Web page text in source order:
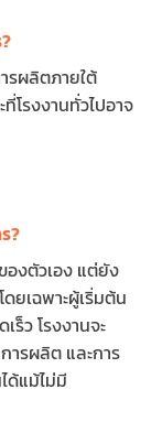
รผลิตภายใต้
โรงงานทั่วไปอาจ
?
องตัวเอง แต่ยัง
ยเฉพาะผู้เริ่มต้น
ร็ว โรงงานจะ
รผลิต และการ
ด้แม้ไม่มี